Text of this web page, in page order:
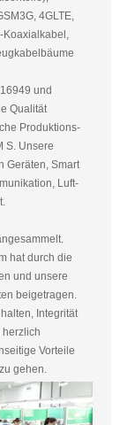
4GLTE,
und
Qualität
Produktions-
S. Unsere
Geräten, Smart
Luft-
hat durch die
und unsere
beigetragen.
Integrität
herzlich
Vorteile
gehen.